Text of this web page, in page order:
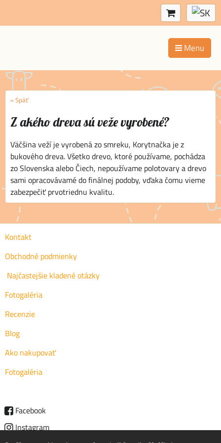
Menu
« Späť
Z akého dreva sú veže vyrobené?
Väčšina veží je vyrobená zo smreku, Korytnačka je z
bukového dreva. Všetko drevo, ktoré používame, pochádza
zo Slovenska alebo Čiech, nepoužívame polotovary a drevo
sami opracovávamé do finálnej podoby, vďaka čomu vieme
zabezpečiť prvotriednu kvalitu.
Kontakt
Obchodné podmienky
Najčastejšie kladené otázky
Fotogaléria
Recenzie
Blog
Ako nakupovať
Fotogaléria
Facebook
Instagram